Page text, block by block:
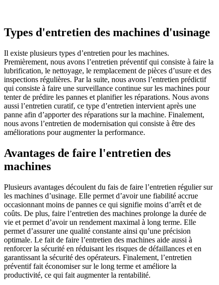
Types d'entretien des machines d'usinage
Il existe plusieurs types d’entretien pour les machines.
Premièrement, nous avons l’entretien préventif qui consiste à faire la
lubrification, le nettoyage, le remplacement de pièces d’usure et des
inspections régulières. Par la suite, nous avons l’entretien prédictif
qui consiste à faire une surveillance continue sur les machines pour
tenter de prédire les pannes et planifier les réparations. Nous avons
aussi l’entretien curatif, ce type d’entretien intervient après une
panne afin d’apporter des réparations sur la machine. Finalement,
nous avons l’entretien de modernisation qui consiste à être des
améliorations pour augmenter la performance.
Avantages de faire l'entretien des
machines
Plusieurs avantages découlent du fais de faire l’entretien régulier sur
les machines d’usinage. Elle permet d’avoir une fiabilité accrue
occasionnant moins de pannes ce qui signifie moins d’arrêt et de
coûts. De plus, faire l’entretien des machines prolonge la durée de
vie et permet d’avoir un rendement maximal à long terme. Elle
permet d’assurer une qualité constante ainsi qu’une précision
optimale. Le fait de faire l’entretien des machines aide aussi à
renforcer la sécurité en réduisant les risques de défaillances et en
garantissant la sécurité des opérateurs. Finalement, l’entretien
préventif fait économiser sur le long terme et améliore la
productivité, ce qui fait augmenter la rentabilité.